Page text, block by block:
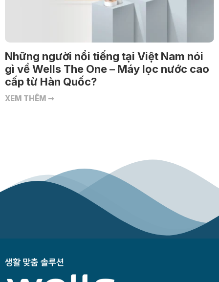
Những người nổi tiếng tại Việt Nam nói
gì về Wells The One – Máy lọc nước cao
cấp từ Hàn Quốc?
XEM THÊM ➞